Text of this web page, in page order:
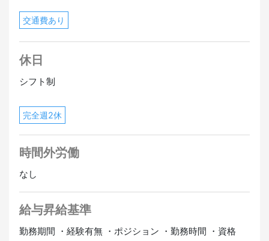
交通費あり
休日
シフト制
完全週2休
時間外労働
なし
給与昇給基準
勤務期間 ・経験有無 ・ポジション ・勤務時間 ・資格